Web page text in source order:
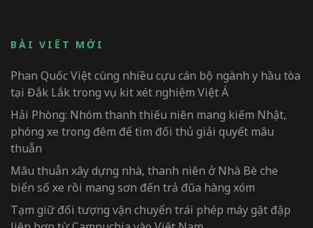
BÀI VIẾT MỚI
Phan Quốc Việt cùng nhiều cựu cán bộ ngành y hầu tòa
tại Đắk Lắk trong vụ kit xét nghiệm Việt Á
Hải Phòng: Nhóm thanh thiếu niên mang kiếm Nhật,
phóng xe trong đêm để tìm đối thủ giải quyết mâu
thuẫn
Mâu thuẫn xây dựng nhà, thanh niên ở Nhà Bè che
biển số xe rồi mang sơn đến trả đũa hàng xóm
Tạm giữ đối tượng vận chuyển trái phép máy gặt đập